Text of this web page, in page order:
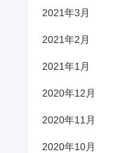
2021年3月
2021年2月
2021年1月
2020年12月
2020年11月
2020年10月